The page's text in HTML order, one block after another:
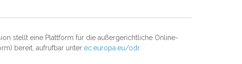
stellt eine Plattform für die außergerichtliche Online-
bereit, aufrufbar unterec.europa.eu/odr.